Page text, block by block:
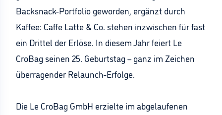
Backsnack-Portfolio geworden, ergänzt durch
Kaffee: Caffe Latte & Co. stehen inzwischen für fast
ein Drittel der Erlöse. In diesem Jahr feiert Le
CroBag seinen 25. Geburtstag – ganz im Zeichen
überragender Relaunch-Erfolge.
Die Le CroBag GmbH erzielte im abgelaufenen